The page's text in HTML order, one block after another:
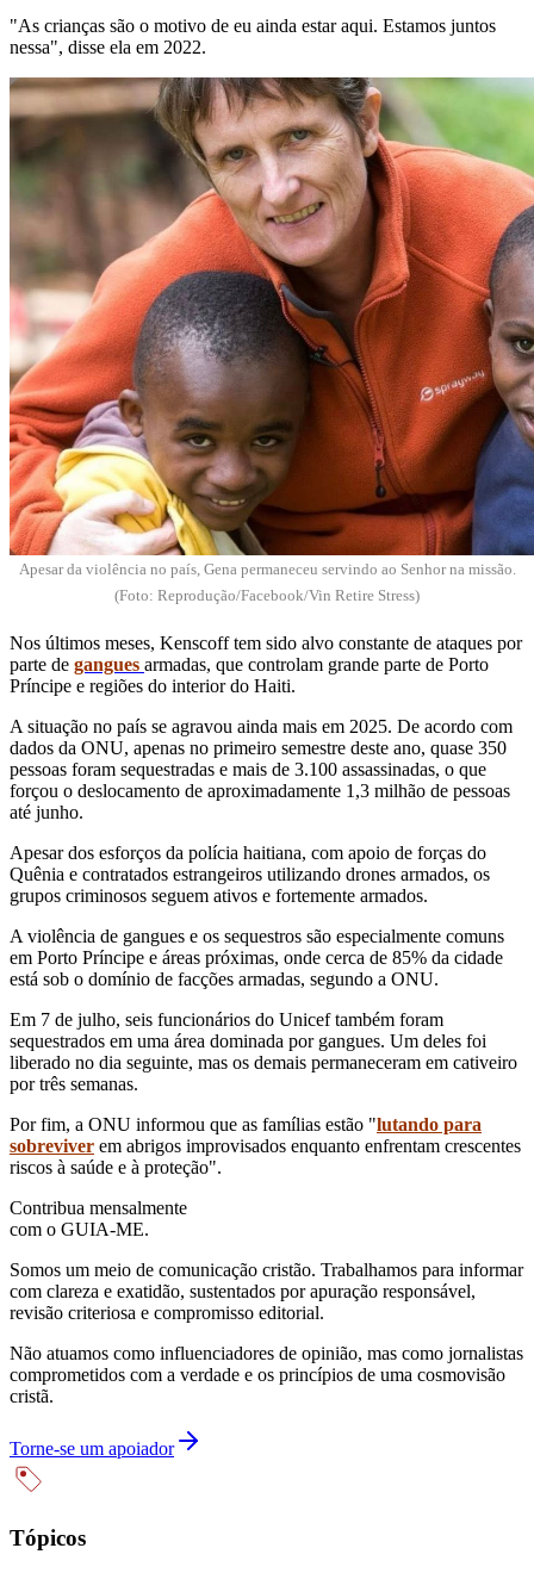
"As crianças são o motivo de eu ainda estar aqui. Estamos juntos
nessa", disse ela em 2022.
Apesar da violência no país, Gena permaneceu servindo ao Senhor na missão.
(Foto: Reprodução/Facebook/Vin Retire Stress)
Nos últimos meses, Kenscoff tem sido alvo constante de ataques por
parte de gangues armadas, que controlam grande parte de Porto
Príncipe e regiões do interior do Haiti.
A situação no país se agravou ainda mais em 2025. De acordo com
dados da ONU, apenas no primeiro semestre deste ano, quase 350
pessoas foram sequestradas e mais de 3.100 assassinadas, o que
forçou o deslocamento de aproximadamente 1,3 milhão de pessoas
até junho.
Apesar dos esforços da polícia haitiana, com apoio de forças do
Quênia e contratados estrangeiros utilizando drones armados, os
grupos criminosos seguem ativos e fortemente armados.
A violência de gangues e os sequestros são especialmente comuns
em Porto Príncipe e áreas próximas, onde cerca de 85% da cidade
está sob o domínio de facções armadas, segundo a ONU.
Em 7 de julho, seis funcionários do Unicef também foram
sequestrados em uma área dominada por gangues. Um deles foi
liberado no dia seguinte, mas os demais permaneceram em cativeiro
por três semanas.
Por fim, a ONU informou que as famílias estão "lutando para
sobreviver em abrigos improvisados enquanto enfrentam crescentes
riscos à saúde e à proteção".
Contribua mensalmente
com o GUIA-ME.
Somos um meio de comunicação cristão. Trabalhamos para informar
com clareza e exatidão, sustentados por apuração responsável,
revisão criteriosa e compromisso editorial.
Não atuamos como influenciadores de opinião, mas como jornalistas
comprometidos com a verdade e os princípios de uma cosmovisão
cristã.
Torne-se um apoiador
Tópicos